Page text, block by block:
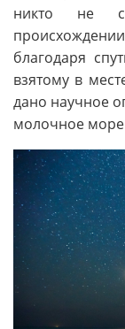
никто не
благодаря
взятому в
дано научное
молочное